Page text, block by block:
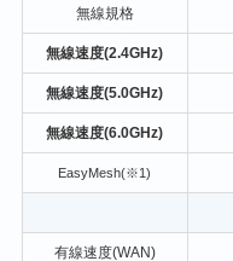
無線規格
無線速度(2.4GHz)
無線速度(5.0GHz)
無線速度(6.0GHz)
EasyMesh(※1)
有線速度(WAN)